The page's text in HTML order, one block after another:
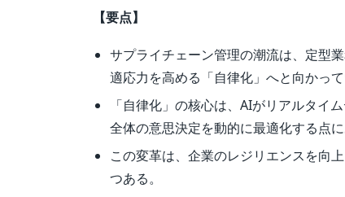
【要点】
サプライチェーン管理の潮流は、定型
適応力を高める「自律化」へと向かって
「自律化」の核心は、AIがリアルタイ
全体の意思決定を動的に最適化する点に
この変革は、企業のレジリエンスを向
つある。